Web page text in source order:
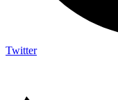
Twitter